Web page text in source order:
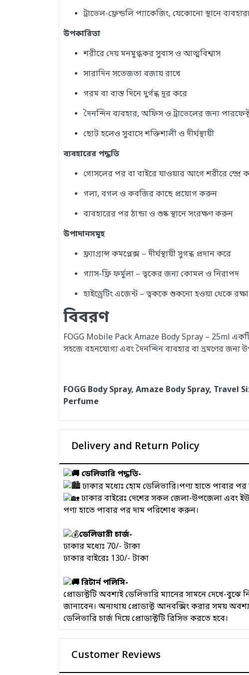
ট্রাভেল-ফ্রেন্ডলি প্যাকেজিং, যেকোনো স্থানে
উপকারিতা
শরীরে দেয় মনমুগ্ধকর সুবাস ও আত্মবিশ্বাস
সারাদিন সতেজতা বজায় রাখে
গরম বা ব্যস্ত দিনে দুর্গন্ধ দূর করে
দৈনন্দিন ব্যবহার, অফিস ও ট্রাভেলের জন্য
ছোট হলেও সুবাসে শক্তিশালী ও দীর্ঘস্থায়ী
ব্যবহারের পদ্ধতি
গোসলের পর বা বাইরে যাওয়ার আগে শরীরে স্প্রে
গলা, বগল ও কবজির কাছে প্রয়োগ করুন
ব্যবহারের পর ঠান্ডা ও শুষ্ক স্থানে সংরক্ষণ করুন
উপাদানসমূহ
ফ্র্যাগ্রান্স কমপ্লেক্স – দীর্ঘস্থায়ী সুগন্ধ প্রদান করে
গ্যাস-ফ্রি ফর্মুলা – ত্বকের জন্য কোমল ও নিরাপদ
হাইড্রেটিং এজেন্ট – ত্বককে শুকনো হওয়া থেকে
বিবরণ
FOGG Mobile Pack Amaze Body Spray – 25ml একটি
সহজে বহনযোগ্য এবং দৈনন্দিন ব্যবহার বা ভ্রমণের জন্য
FOGG Body Spray, Amaze Body Spray, Travel
Perfume
Delivery and Return Policy
ডেলিভারি পদ্ধতি-
ঢাকার মধ্যেঃ হোম ডেলিভারি।পণ্য হাতে পাবার
ঢাকার বাইরেঃ দেশের সকল জেলা-উপজেলা এবং
পণ্য হাতে পাবার পর দাম পরিশোধ করুন।
ডেলিভারী চার্জ-
ঢাকার মধ্যেঃ 70/- টাকা
ঢাকার বাইরেঃ 130/- টাকা
রিটার্ন পলিসি-
প্রোডাক্টটি অবশ্যই ডেলিভারি ম্যানের সামনে দেখে-
জানাবেন। অন্যথায় প্রোডাক্ট আনবক্সিং করার সময়
ডেলিভারি চার্জ দিয়ে প্রোডাক্টটি রিসিভ করতে হবে।
Customer Reviews